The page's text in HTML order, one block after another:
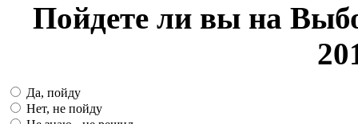
Пойдете ли вы на
Да, пойду
Нет, не пойду